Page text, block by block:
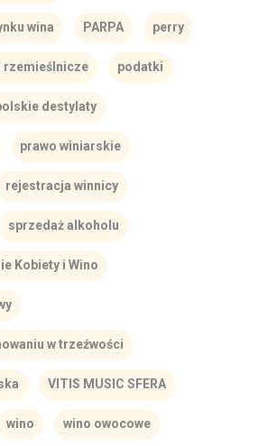
wina PARPA perry
rzemieślnicze podatki
destylaty
prawo winiarskie
rejestracja winnicy
sprzedaż alkoholu
Kobiety i Wino
w trzeźwości
VITIS MUSIC SFERA
wino wino owocowe